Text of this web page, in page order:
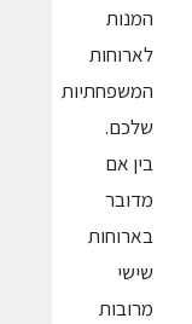
המנות
לארוחות
המשפחתיות
שלכם.
בין אם
מדובר
בארוחות
שישי
מרובות